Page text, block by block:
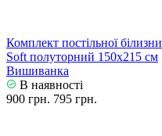
Комплект постільної білизни
Soft полуторний 150х215 см
Вишиванка
В наявності
900 грн. 795 грн.